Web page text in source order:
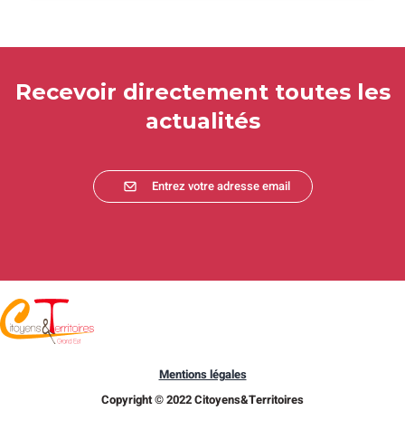
Recevoir directement toutes les
actualités
Entrez votre adresse email
Mentions légales
Copyright © 2022 Citoyens&Territoires